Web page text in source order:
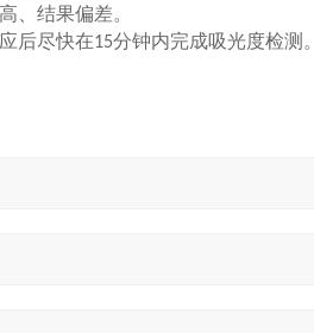
、结果偏差。
后尽快在15分钟内完成吸光度检测。